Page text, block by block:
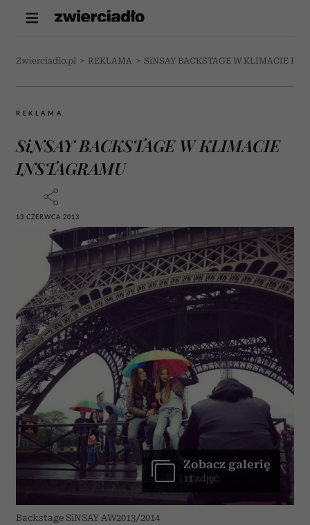
Zwierciadlo.pl > REKLAMA > SiNSAY BACKSTAGE W KLIMACIE
REKLAMA
SiNSAY BACKSTAGE W KLIMACIE
INSTAGRAMU
13 CZERWCA 2013
Backstage SiNSAY AW2013/2014
Zobacz galerię
11 zdjęć